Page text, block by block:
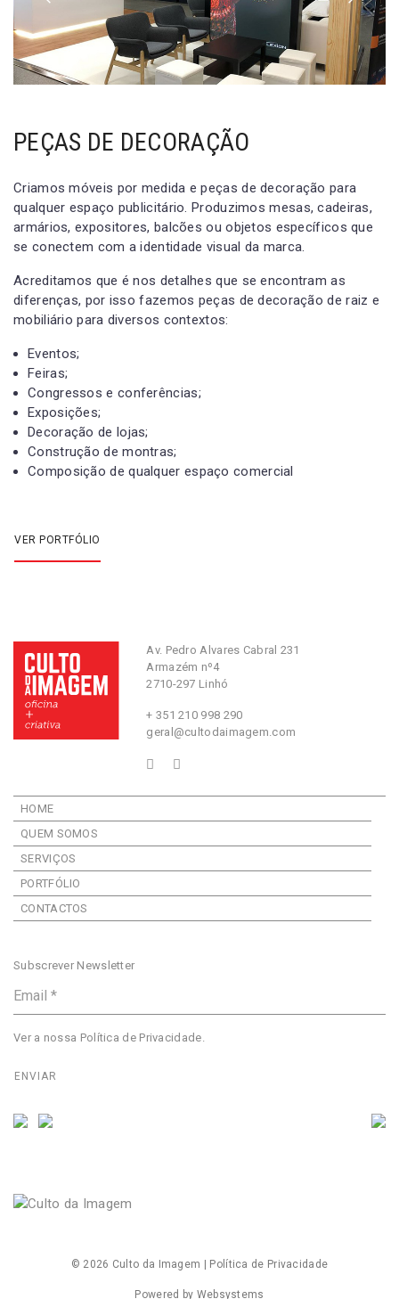
PEÇAS DE DECORAÇÃO
Criamos móveis por medida e peças de decoração para
qualquer espaço publicitário. Produzimos mesas, cadeiras,
armários, expositores, balcões ou objetos específicos que
se conectem com a identidade visual da marca.
Acreditamos que é nos detalhes que se encontram as
diferenças, por isso fazemos peças de decoração de raiz e
mobiliário para diversos contextos:
Eventos;
Feiras;
Congressos e conferências;
Exposições;
Decoração de lojas;
Construção de montras;
Composição de qualquer espaço comercial
VER PORTFÓLIO
Av. Pedro Alvares Cabral 231
Armazém nº4
2710-297 Linhó
+ 351 210 998 290
geral@cultodaimagem.com
HOME
QUEM SOMOS
SERVIÇOS
PORTFÓLIO
CONTACTOS
Subscrever Newsletter
Ver a nossa Política de Privacidade
© 2026 Culto da Imagem Política de Privacidade
Powered by Websystems